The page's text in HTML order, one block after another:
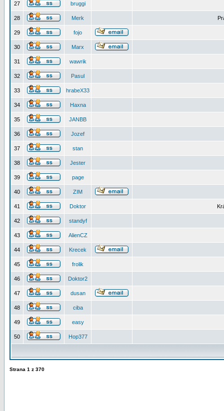
27 bruggi
28 Merk
29 fojo
30 Marx
31 wawrik
32 Pasul
33 hrabeX33
34 Haxna
35 JANBB
36 Jozef
37 stan
38 Jester
39 page
40 ZIM
41 Doktor
42 standyf
43 AlienCZ
44 Krecek
45 frolik
46 Doktor2
47 dusan
48 ciba
49 easy
50 Hop377
Strana 1 z 370